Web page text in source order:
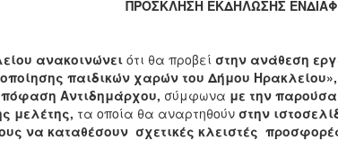
ΠΡΟΣΚΛΗΣΗ ΕΚΔΗΛΩΣΗΣ
ανακοινώνει ότι θα προβεί στην ανάθεση
παιδικών χαρών του Δήμου Ηρακλείου»,
Αντιδημάρχου, σύμφωνα με την παρούσα
μελέτης, τα οποία θα αναρτηθούν στην
να καταθέσουν σχετικές κλειστές